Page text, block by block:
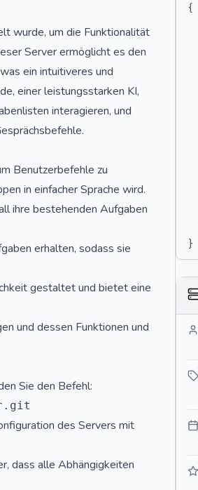
wurde, um die Funktionalität
Server ermöglicht es den
ein intuitiveres und
einer leistungsstarken KI,
interagieren, und
Benutzerbefehle zu
in einfacher Sprache wird.
ihre bestehenden Aufgaben
erhalten, sodass sie
gestaltet und bietet eine
und dessen Funktionen und
Sie den Befehl:
des Servers mit
dass alle Abhängigkeiten
{
}